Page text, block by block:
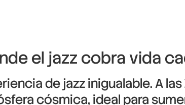
el jazz cobra vida
de jazz inigualable. A
cósmica, ideal para